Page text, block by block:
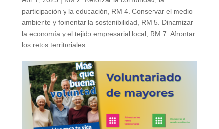
participación y la educación
RM 4. Conservar el medio
ambiente y fomentar la sostenibilidad
RM 5. Dinamizar
la economía y el tejido empresarial local, RM 7. Afrontar
los retos territoriales